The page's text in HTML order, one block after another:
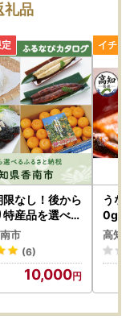
リ「IAM」を使用し
不要です。
＿＿＿
＿＿＿
「IAM」をダウンロ
をスマートフォン
礼品
限なし！後から
産品を選べる
南市カタログ
市
(6)
10,000
うな
0g
高知